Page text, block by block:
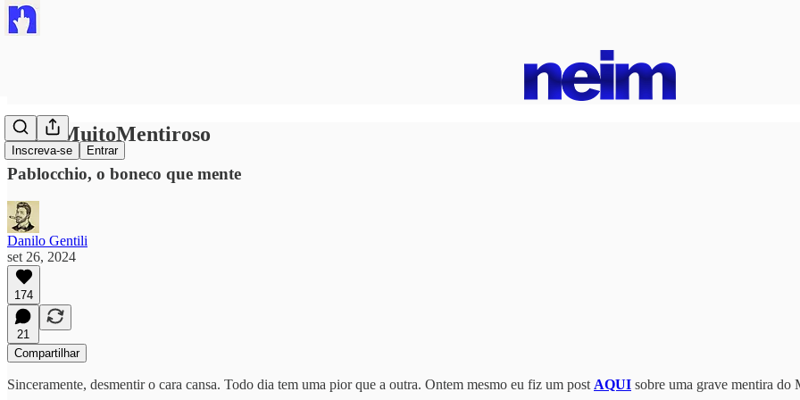
Inscreva-se Entrar
#MdeMuitoMentiroso
Pablocchio, o boneco que mente
Danilo Gentili
set 26, 2024
174
21
Compartilhar
Sinceramente, desmentir o cara cansa. Todo dia tem uma pior que a outra. Ontem mesmo eu fiz um post AQUI sobre uma grave mentira do